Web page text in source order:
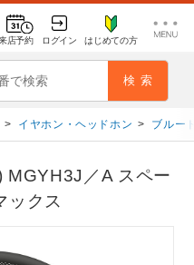
店予約 ログイン はじめての方
> イヤホン・ヘッドホン > ブルー
／A スペー
ックス